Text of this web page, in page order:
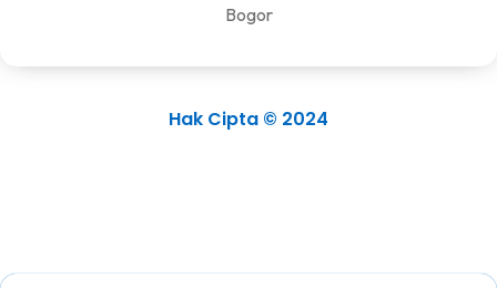
Bogor
Hak Cipta © 2024